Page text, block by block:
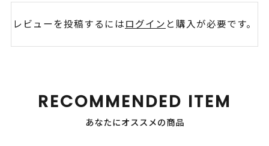
レビューを投稿するにはログイン と購入が必要です。
RECOMMENDED ITEM
あなたにオススメの商品